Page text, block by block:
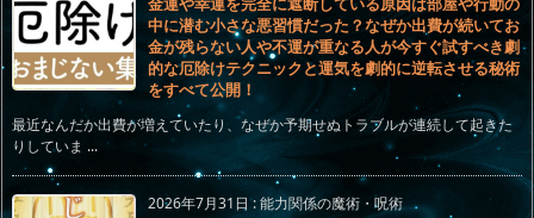
中に潜む小さな悪習慣だった？なぜか出費が続いてお
金が残らない人や不運が重なる人が今すぐ試すべき劇
的な厄除けテクニックと運気を劇的に逆転させる秘術
をすべて公開！
最近なんだか出費が増えていたり、なぜか予期せぬトラブルが連続して起きた
りしていま ...
2026年7月31日:能力関係の魔術・呪術